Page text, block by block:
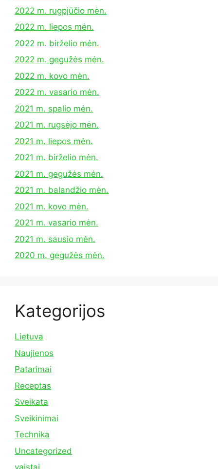
2022 m. rugpjūčio mėn.
2022 m. liepos mėn.
2022 m. birželio mėn.
2022 m. gegužės mėn.
2022 m. kovo mėn.
2022 m. vasario mėn.
2021 m. spalio mėn.
2021 m. rugsėjo mėn.
2021 m. liepos mėn.
2021 m. birželio mėn.
2021 m. gegužės mėn.
2021 m. balandžio mėn.
2021 m. kovo mėn.
2021 m. vasario mėn.
2021 m. sausio mėn.
2020 m. gegužės mėn.
Kategorijos
Lietuva
Naujienos
Patarimai
Receptas
Sveikata
Sveikinimai
Technika
Uncategorized